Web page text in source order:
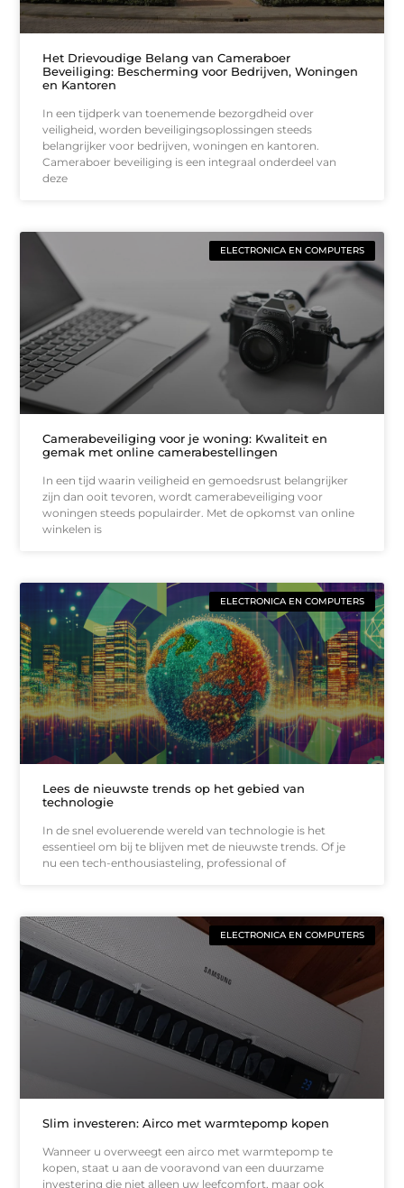
Het Drievoudige Belang van Cameraboer
Beveiliging: Bescherming voor Bedrijven, Woningen
en Kantoren
In een tijdperk van toenemende bezorgdheid over
veiligheid, worden beveiligingsoplossingen steeds
belangrijker voor bedrijven, woningen en kantoren.
Cameraboer beveiliging is een integraal onderdeel van
deze
ELECTRONICA EN COMPUTERS
Camerabeveiliging voor je woning: Kwaliteit en
gemak met online camerabestellingen
In een tijd waarin veiligheid en gemoedsrust belangrijker
zijn dan ooit tevoren, wordt camerabeveiliging voor
woningen steeds populairder. Met de opkomst van online
winkelen is
ELECTRONICA EN COMPUTERS
Lees de nieuwste trends op het gebied van
technologie
In de snel evoluerende wereld van technologie is het
essentieel om bij te blijven met de nieuwste trends. Of je
nu een tech-enthousiasteling, professional of
ELECTRONICA EN COMPUTERS
Slim investeren: Airco met warmtepomp kopen
Wanneer u overweegt een airco met warmtepomp te
kopen, staat u aan de vooravond van een duurzame
investering die niet alleen uw leefcomfort, maar ook